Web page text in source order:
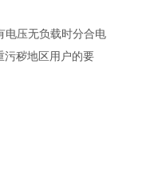
电压无负载时分合电
污秽地区用户的要